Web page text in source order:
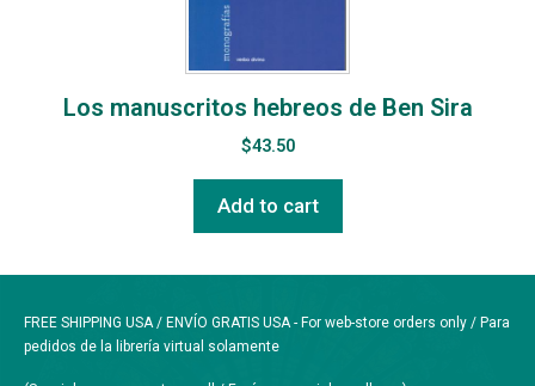
Los manuscritos hebreos de Ben Sira
$43.50
Add to cart
FREE SHIPPING USA / ENVÍO GRATIS USA - For web-store orders only / Para
pedidos de la librería virtual solamente